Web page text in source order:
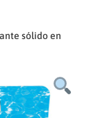
sólido en